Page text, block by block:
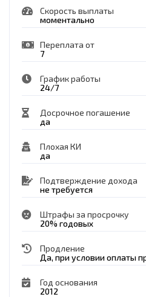
Скорость выплаты
моментально
Переплата от
7
График работы
24/7
Досрочное погашение
да
Плохая КИ
да
Подтверждение дохода
не требуется
Штрафы за просрочку
20% годовых
Продление
Да, при условии оплаты
Год основания
2012